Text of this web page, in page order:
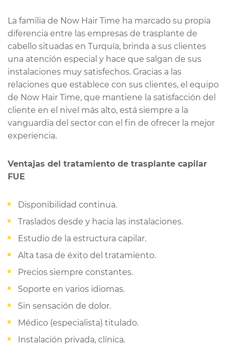
La familia de Now Hair Time ha marcado su propia
diferencia entre las empresas de trasplante de
cabello situadas en Turquía, brinda a sus clientes
una atención especial y hace que salgan de sus
instalaciones muy satisfechos. Gracias a las
relaciones que establece con sus clientes, el equipo
de Now Hair Time, que mantiene la satisfacción del
cliente en el nivel más alto, está siempre a la
vanguardia del sector con el fin de ofrecer la mejor
experiencia.
Ventajas del tratamiento de trasplante capilar
FUE
Disponibilidad continua.
Traslados desde y hacia las instalaciones.
Estudio de la estructura capilar.
Alta tasa de éxito del tratamiento.
Precios siempre constantes.
Soporte en varios idiomas.
Sin sensación de dolor.
Médico (especialista) titulado.
Instalación privada, clínica.